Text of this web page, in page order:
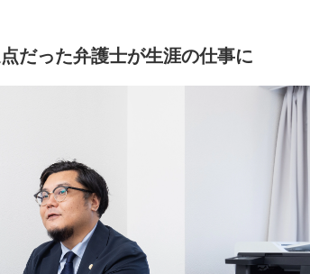
だった弁護士が生涯の仕事に